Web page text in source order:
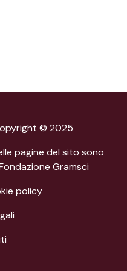
© 2025
pagine del sito sono
Gramsci
policy